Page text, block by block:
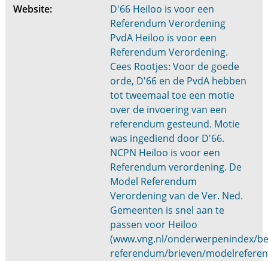
Website:
D'66 Heiloo is voor een
Referendum Verordening
PvdA Heiloo is voor een
Referendum Verordening.
Cees Rootjes: Voor de goede
orde, D'66 en de PvdA hebben
tot tweemaal toe een motie
over de invoering van een
referendum gesteund. Motie
was ingediend door D'66.
NCPN Heiloo is voor een
Referendum verordening. De
Model Referendum
Verordening van de Ver. Ned.
Gemeenten is snel aan te
passen voor Heiloo
(www.vng.nl/onderwerpenindex/
referendum/brieven/